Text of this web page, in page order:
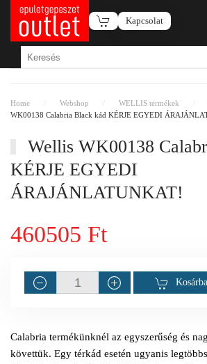
Fő tartalom átugrása
Kapcsolat
Home Webshop WELLIS termékek
WK00138 Calabria Black kád KÉRJE EGYEDI
Wellis WK00138
KÉRJE EGYEDI
ÁRAJÁNLATUNKAT!
460505 Ft
Kosárba
Calabria termékünknél az egyszerűség és
követtük. Egy térkád esetén ugyanis